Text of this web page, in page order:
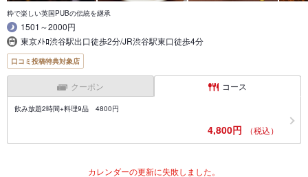
粋で楽しい英国PUBの伝統を継承
1501～2000円
東京ﾒﾄﾛ渋谷駅出口徒歩2分/JR渋谷駅東口徒歩4分
口コミ投稿特典対象店
クーポン コース
飲み放題2時間+料理9品 4800円
4,800円 （税込）
カレンダーの更新に失敗しました。